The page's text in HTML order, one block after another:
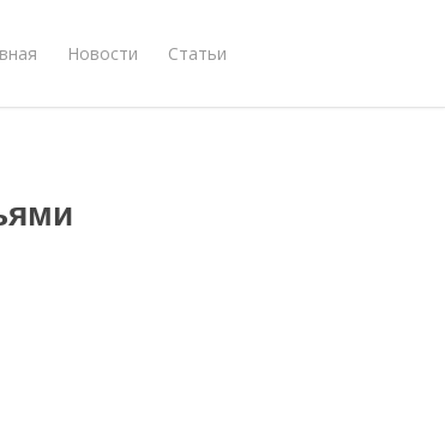
Новости Статьи